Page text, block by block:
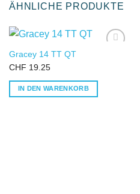
ÄHNLICHE PRODUKTE
IN DIE
Gracey 14 TT QT
CHF 19.25
IN DEN WARENKORB